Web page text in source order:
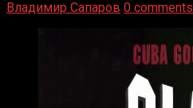
Владимир Сапаров 0 comments